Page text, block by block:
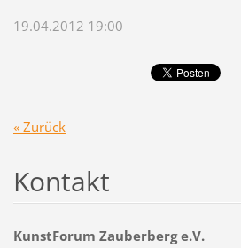
19.04.2012 19:00
« Zurück
Kontakt
KunstForum Zauberberg e.V.